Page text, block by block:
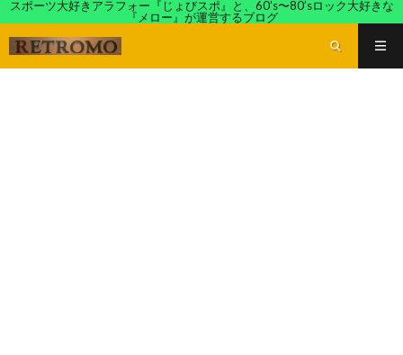
スポーツ大好きアラフォー『じょびスポ』と、60’s〜80’sロック大好きな
『メロー』が運営するブログ